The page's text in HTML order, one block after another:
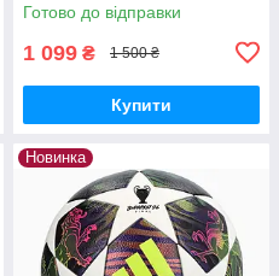
Готово до відправки
1 099 ₴ 1 500 ₴
Купити
Новинка